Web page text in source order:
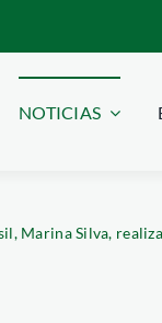
NOTICIAS
Marina Silva,